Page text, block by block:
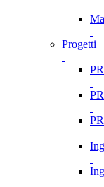
Progetti